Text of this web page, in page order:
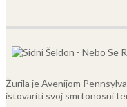
Žurila je Avenijom
istovariti svoj smrtonosni